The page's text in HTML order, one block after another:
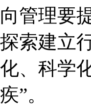
向管理要
探索建立
化、科学
疾”。